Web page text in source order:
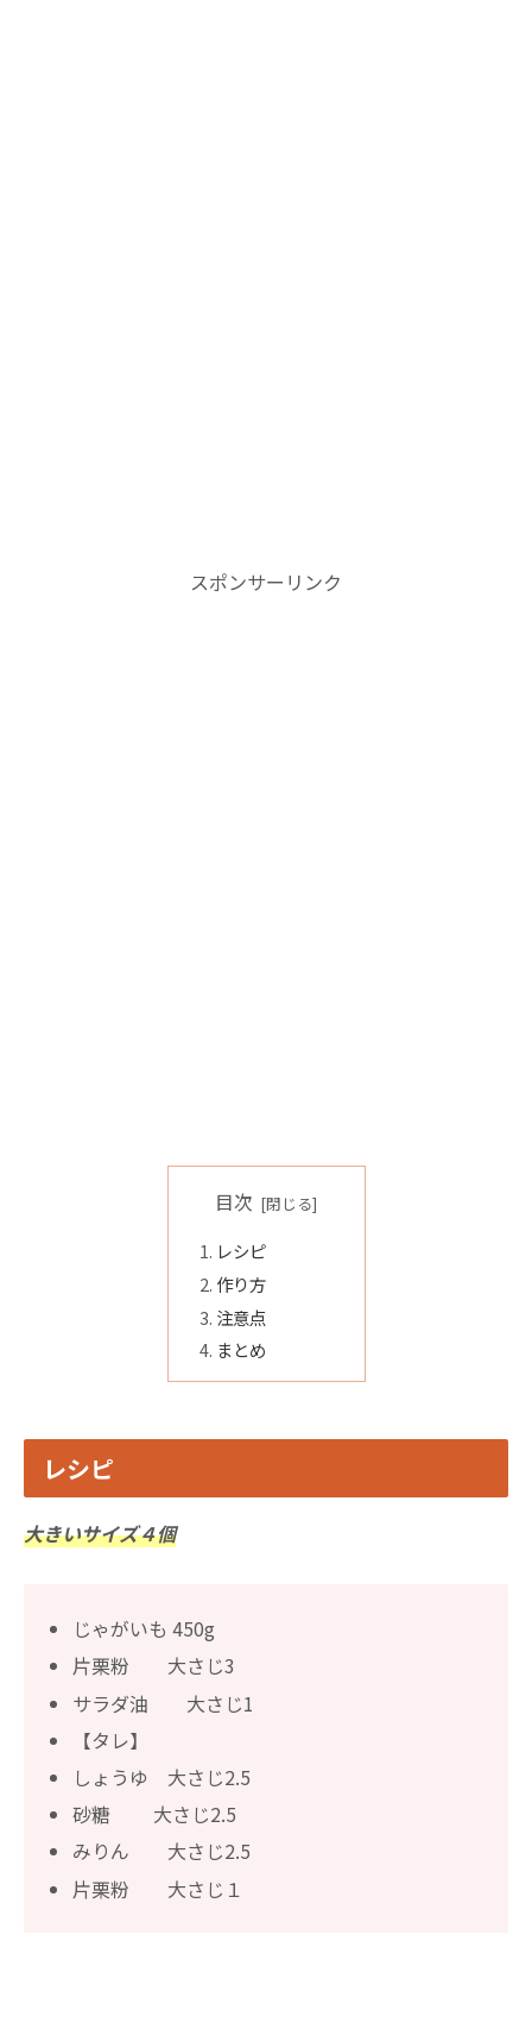
スポンサーリンク
目次
レシピ
作り方
注意点
まとめ
レシピ
大きいサイズ４個
じゃがいも 450g
片栗粉 大さじ3
サラダ油 大さじ1
【タレ】
しょうゆ 大さじ2.5
砂糖 大さじ2.5
みりん 大さじ2.5
片栗粉 大さじ１